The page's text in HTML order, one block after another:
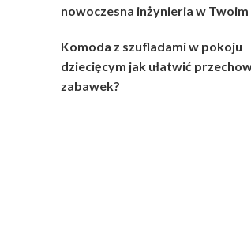
nowoczesna inżynieria w
Komoda z szufladami w pokoju
dziecięcym jak ułatwić
zabawek?